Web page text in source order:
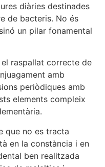
diàries destinades
de bacteris. No és
un pilar fonamental
raspallat correcte de
amb
periòdiques amb
elements compleix
que no es tracta
en la constància i en
ben realitzada